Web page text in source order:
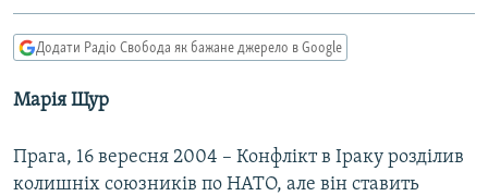
Перейти
пошуку
СУСПІЛЬСТВО
КУЛЬТУРА
УКРАЇНА
ДОНБАС.РЕАЛІЇ
КРИМ.РЕАЛІЇ
СХЕМИ
Додати Радіо Свобода як бажане джерело в Google
Марія Щур
Прага, 16 вересня 2004 – Конфлікт в Іраку розділив
колишніх союзників по НАТО, але він ставить